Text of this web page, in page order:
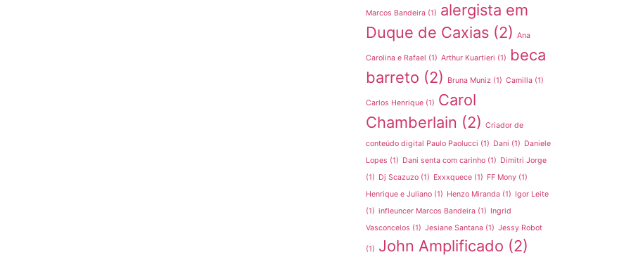
Marcos Bandeira (1) alergista em
Duque de Caxias (2) Ana
Carolina e Rafael (1) Arthur Kuartieri (1)
beca
barreto (2) Bruna Muniz (1) Camilla (1)
Carlos Henrique (1) Carol
Chamberlain (2) Criador de
conteúdo digital Paulo Paolucci (1) Dani (1) Daniele
Lopes (1) Dani senta com carinho (1) Dimitri Jorge
(1) Dj Scazuzo (1) Exxxquece (1) FF Mony (1)
Henrique e Juliano (1) Henzo Miranda (1) Igor Leite
(1) infleuncer Marcos Bandeira (1) Ingrid
Vasconcelos (1) Jesiane Santana (1) Jessy Robot
(1) John Amplificado (2)